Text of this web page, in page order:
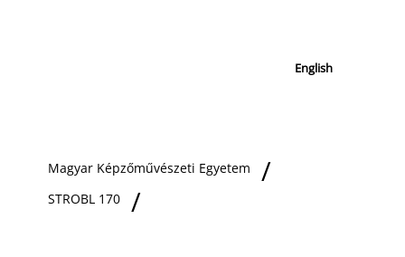
English
Magyar Képzőművészeti Egyetem
STROBL 170